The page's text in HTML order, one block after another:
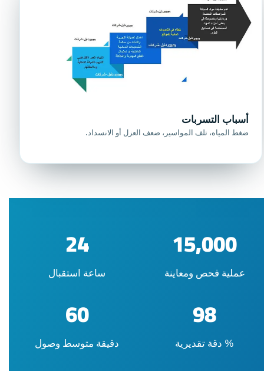
أسباب التسربات
ضغط المياه، تلف المواسير، ضعف العزل أو الانسداد.
15,000
عملية فحص ومعاينة
24
ساعة استقبال
98
% دقة تقديرية
60
دقيقة متوسط وصول